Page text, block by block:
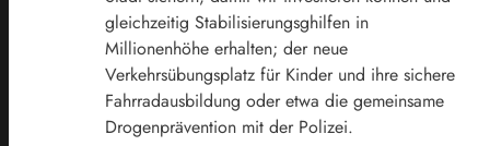
gleichzeitig Stabilisierungsghilfen in
Millionenhöhe erhalten; der neue
Verkehrsübungsplatz für Kinder und ihre sichere
Fahrradausbildung oder etwa die gemeinsame
Drogenprävention mit der Polizei.